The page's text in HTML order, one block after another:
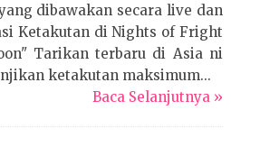
dibawakan secara live dan
Ketakutan di Nights of Fright
Tarikan terbaru di Asia ni
ketakutan maksimum...
Baca Selanjutnya »